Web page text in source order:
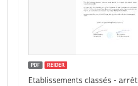
PDF REIDER
Etablissements classés -